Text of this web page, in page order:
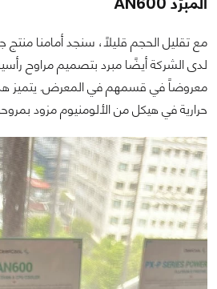
مع تقليل الحجم قليلاً، سنجد أمامنا
حرارية في هيكل من الألومنيوم مزود بمروحة 120